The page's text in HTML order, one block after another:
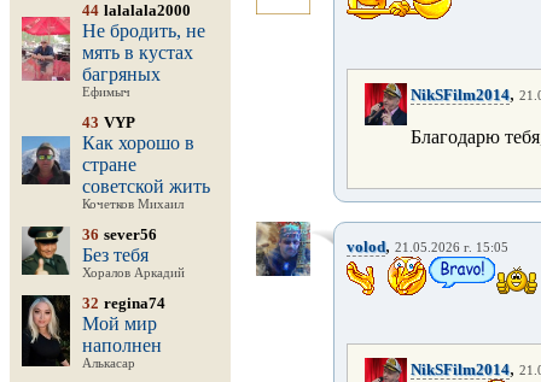
44 lalalala2000
Не бродить, не
мять в кустах
багряных
Ефимыч
43 VYP
Как хорошо в
стране
советской жить
Кочетков Михаил
36 sever56
Без тебя
Хоралов Аркадий
32 regina74
Мой мир
наполнен
Алькасар
NikSFilm2014,
Благодарю
volod, 21.05.2026 г. 15:05
NikSFilm2014,